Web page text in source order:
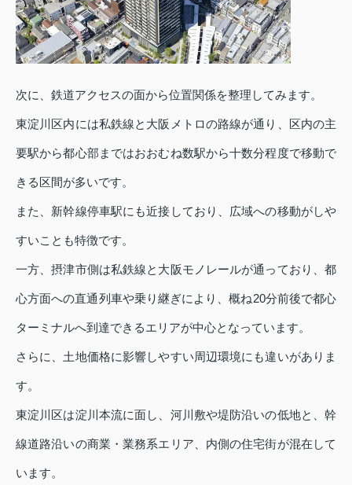
次に、鉄道アクセスの面から位置関係を整理してみます。
東淀川区内には私鉄線と大阪メトロの路線が通り、区内の主
要駅から都心部まではおおむね数駅から十数分程度で移動で
きる区間が多いです。
また、新幹線停車駅にも近接しており、広域への移動がしや
すいことも特徴です。
一方、摂津市側は私鉄線と大阪モノレールが通っており、都
心方面への直通列車や乗り継ぎにより、概ね20分前後で都心
ターミナルへ到達できるエリアが中心となっています。
さらに、土地価格に影響しやすい周辺環境にも違いがありま
す。
東淀川区は淀川本流に面し、河川敷や堤防沿いの低地と、幹
線道路沿いの商業・業務系エリア、内側の住宅街が混在して
います。